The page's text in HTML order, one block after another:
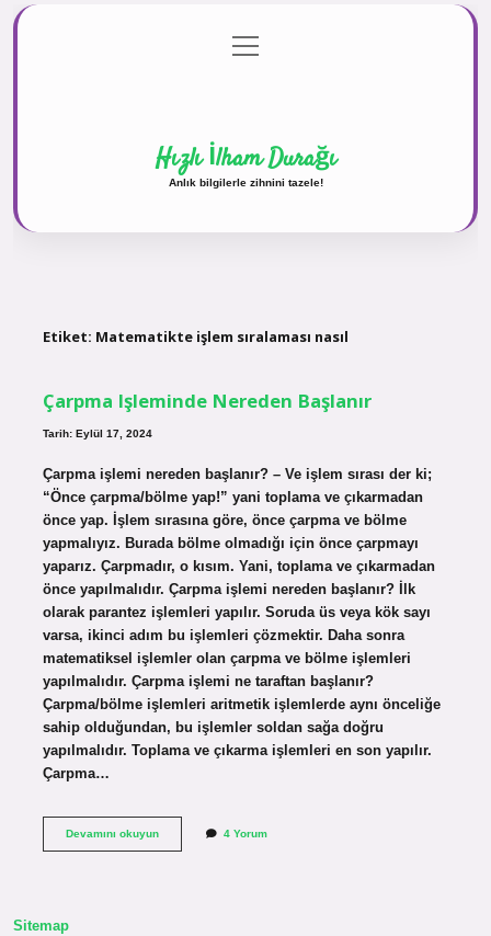
Gizlilik Politikası
menüyü
aç
Hızlı İlham Durağı
Anlık bilgilerle zihnini tazele!
Etiket: Matematikte işlem sıralaması nasıl
Çarpma Işleminde Nereden Başlanır
Tarih: Eylül 17, 2024
Çarpma işlemi nereden başlanır? – Ve işlem sırası der ki;
“Önce çarpma/bölme yap!” yani toplama ve çıkarmadan
önce yap. İşlem sırasına göre, önce çarpma ve bölme
yapmalıyız. Burada bölme olmadığı için önce çarpmayı
yaparız. Çarpmadır, o kısım. Yani, toplama ve çıkarmadan
önce yapılmalıdır. Çarpma işlemi nereden başlanır? İlk
olarak parantez işlemleri yapılır. Soruda üs veya kök sayı
varsa, ikinci adım bu işlemleri çözmektir. Daha sonra
matematiksel işlemler olan çarpma ve bölme işlemleri
yapılmalıdır. Çarpma işlemi ne taraftan başlanır?
Çarpma/bölme işlemleri aritmetik işlemlerde aynı önceliğe
sahip olduğundan, bu işlemler soldan sağa doğru
yapılmalıdır. Toplama ve çıkarma işlemleri en son yapılır.
Çarpma…
Devamını okuyunÇarpma
4 Yorum
Sitemap